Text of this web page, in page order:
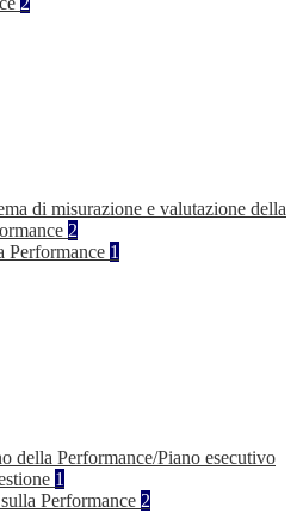
di misurazione e valutazione della
2
Performance 1
della Performance/Piano esecutivo
1
Performance 2